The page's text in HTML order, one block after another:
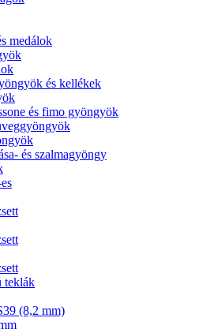
medálok
és kellékek
és fimo gyöngyök
és szalmagyöngy
teklák
(8,2 mm)